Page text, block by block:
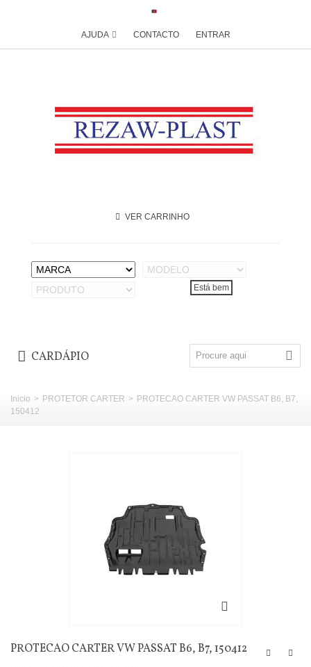
AJUDA CONTACTO ENTRAR
VER CARRINHO
CARDÁPIO
Inicio > PROTETOR CARTER > PROTECAO CARTER VW PASSAT B6, B7,
150412
PROTECAO CARTER VW PASSAT B6, B7, 150412